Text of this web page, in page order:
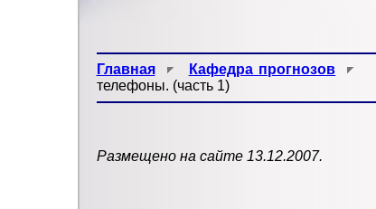
Главная Кафедра прогнозов
телефоны. (часть 1)
Размещено на сайте 13.12.2007.